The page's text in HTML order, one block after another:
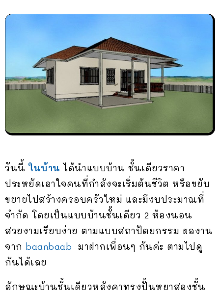
วันนี้ในบ้านได้นำแบบบ้าน ชั้นเดียวราคา
ประหยัดเอาใจคนที่กำลังจะเริ่มต้นชีวิต หรือขยับ
ขยายไปสร้างครอบครัวใหม่ และมีงบประมาณที่
จำกัด โดยเป็นแบบบ้านชั้นเดียว 2 ห้องนอน
สวยงามเรียบง่าย ตามแบบสถาปัตยกรรม ผลงาน
จาก baanbaab มาฝากเพื่อนๆ กันค่ะ ตามไปดู
กันได้เลย
ลักษณะบ้านชั้นเดียวหลังคาทรงปั้นหยาสองชั้น